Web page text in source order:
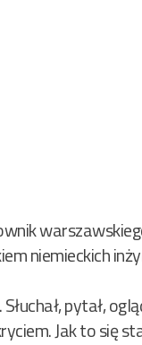
niemieckich
pytał,
Jak to się